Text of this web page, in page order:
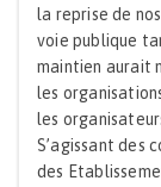
la reprise de
voie publique
maintien aurait
les
les
S’agissant des
des